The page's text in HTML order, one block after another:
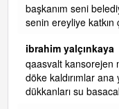
başkanım seni
senin ereyliye
ibrahim yalçınkaya
qaasvalt kansorejen
döke kaldırımlar
dükkanları su